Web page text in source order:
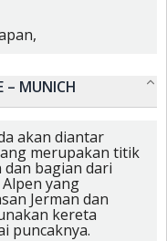
– MUNICH
akan diantar
merupakan titik
bagian dari
yang
Jerman dan
kereta
puncaknya.